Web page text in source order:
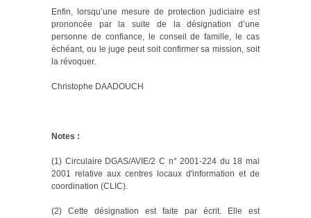
Enfin, lorsqu’une mesure de protection judiciaire est
prononcée par la suite de la désignation d’une
personne de confiance, le conseil de famille, le cas
échéant, ou le juge peut soit confirmer sa mission, soit
la révoquer.
Christophe DAADOUCH
Notes :
(1) Circulaire DGAS/AVIE/2 C n° 2001-224 du 18 mai
2001 relative aux centres locaux d'information et de
coordination (CLIC).
(2) Cette désignation est faite par écrit. Elle est